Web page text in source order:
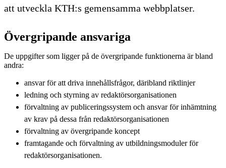
att utveckla KTH:s gemensamma webbplatser.
Övergripande ansvariga
De uppgifter som ligger på de övergripande funktionerna är bland
andra:
ansvar för att driva innehållsfrågor, däribland riktlinjer
ledning och styrning av redaktörsorganisationen
förvaltning av publiceringssystem och ansvar för inhämtning
av krav på dessa från redaktörsorganisationen
förvaltning av övergripande koncept
framtagande och förvaltning av utbildningsmoduler för
redaktörsorganisationen.